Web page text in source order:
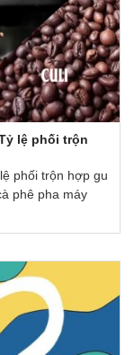
lệ phối trộn
phối trộn hợp gu
phê pha máy